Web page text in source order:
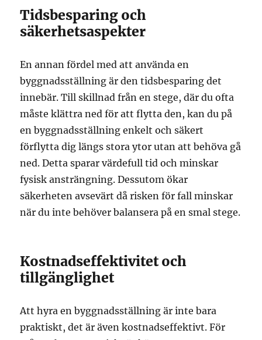
Tidsbesparing och
säkerhetsaspekter
En annan fördel med att använda en
byggnadsställning är den tidsbesparing det
innebär. Till skillnad från en stege, där du ofta
måste klättra ned för att flytta den, kan du på
en byggnadsställning enkelt och säkert
förflytta dig längs stora ytor utan att behöva gå
ned. Detta sparar värdefull tid och minskar
fysisk ansträngning. Dessutom ökar
säkerheten avsevärt då risken för fall minskar
när du inte behöver balansera på en smal stege.
Kostnadseffektivitet och
tillgänglighet
Att hyra en byggnadsställning är inte bara
praktiskt, det är även kostnadseffektivt. För